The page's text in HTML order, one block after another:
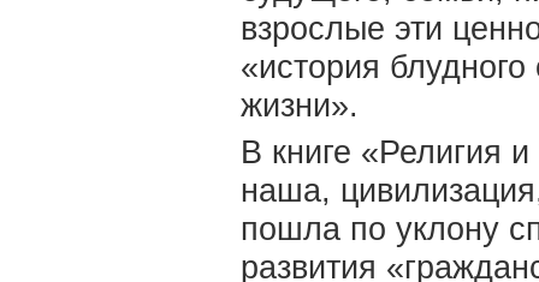
взрослые эти
«история
жизни».
В книге «Религия
наша,
пошла по уклону
развития